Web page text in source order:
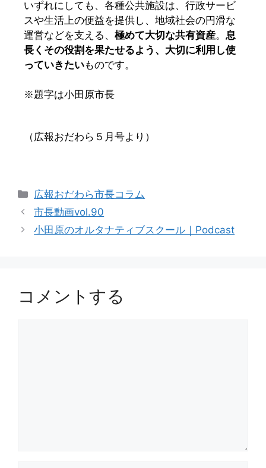
いずれにしても、各種公共施設は、行政サービ
スや生活上の便益を提供し、地域社会の円滑な
運営などを支える、 極めて大切な共有資産。 息
長くその役割を果たせるよう、大切に利用し使
っていきたいものです。
※題字は小田原市長
（広報おだわら５月号より）
広報おだわら市長コラム
市長動画vol.90
小田原のオルタナティブスクール｜Podcast
コメントする